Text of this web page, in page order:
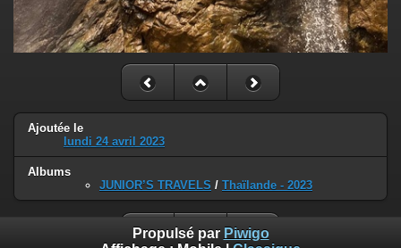
Ajoutée le
lundi 24 avril 2023
Albums
JUNIOR’S TRAVELS / Thaïlande - 2023
Propulsé par Piwigo